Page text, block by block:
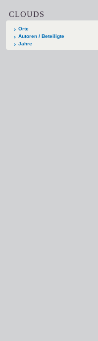
CLOUDS
Orte
Autoren / Beteiligte
Jahre